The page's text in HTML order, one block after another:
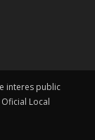
interes public
Local